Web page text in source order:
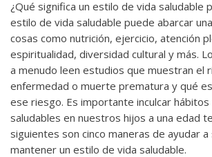
¿Qué significa un estilo de vida saludable
estilo de vida saludable puede abarcar
cosas como nutrición, ejercicio, atención
espiritualidad, diversidad cultural y más.
a menudo leen estudios que muestran el
enfermedad o muerte prematura y qué
ese riesgo. Es importante inculcar
saludables en nuestros hijos a una edad
siguientes son cinco maneras de ayudar a
mantener un estilo de vida saludable.